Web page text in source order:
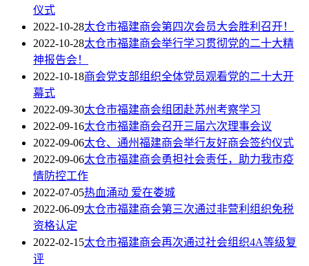
仪式
2022-10-28太仓市福建商会第四次会员大会胜利召开！
2022-10-28太仓市福建商会举行学习贯彻党的二十大精
神报告会！
2022-10-18商会党支部组织全体党员观看党的二十大开
幕式
2022-09-30太仓市福建商会组团赴苏州考察学习
2022-09-16太仓市福建商会召开三届六次理事会议
2022-09-06太仓、通州福建商会举行友好商会签约仪式
2022-09-06太仓市福建商会勇担社会责任，助力我市疫
情防控工作
2022-07-05热血涌动 爱在娄城
2022-06-09太仓市福建商会第三次通过非营利组织免税
资格认定
2022-02-15太仓市福建商会再次通过社会组织4A等级复
评